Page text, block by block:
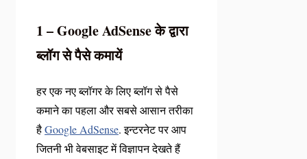
1 – Google AdSense के द्वारा
ब्लॉग से पैसे कमायें
हर एक नए ब्लॉगर के लिए ब्लॉग से पैसे
कमाने का पहला और सबसे आसान तरीका
हैGoogle AdSense. इन्टरनेट पर आप
जितनी भी वेबसाइट में विज्ञापन देखते हैं